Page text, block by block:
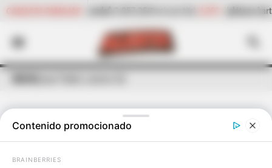
Contenido promocionado
BRAINBERRIES